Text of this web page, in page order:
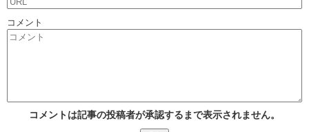
コメント
コメントは記事の投稿者が承認するまで表示されません。